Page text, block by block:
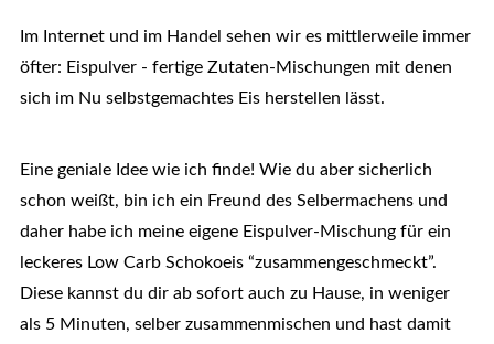
Im Internet und im Handel sehen wir es mittlerweile immer
öfter: Eispulver - fertige Zutaten-Mischungen mit denen
sich im Nu selbstgemachtes Eis herstellen lässt.
Eine geniale Idee wie ich finde! Wie du aber sicherlich
schon weißt, bin ich ein Freund des Selbermachens und
daher habe ich meine eigene Eispulver-Mischung für ein
leckeres Low Carb Schokoeis “zusammengeschmeckt”.
Diese kannst du dir ab sofort auch zu Hause, in weniger
als 5 Minuten, selber zusammenmischen und hast damit